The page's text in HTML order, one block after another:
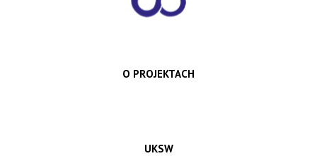
O PROJEKTACH
UKSW